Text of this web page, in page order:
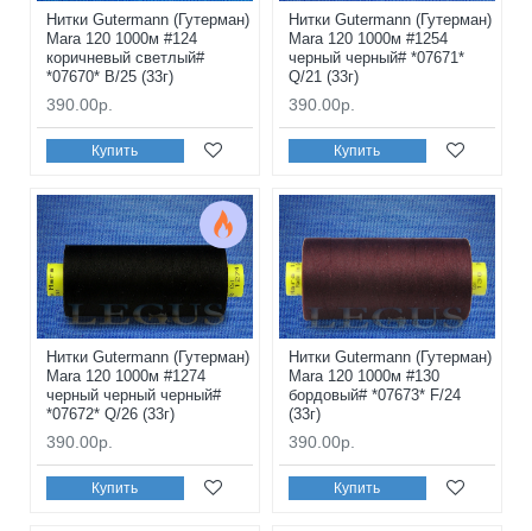
Нитки Gutermann (Гутерман)
Mara 120 1000м #124
коричневый светлый#
*07670* B/25 (33г)
390.00р.
Купить
Нитки Gutermann (Гутерман)
Mara 120 1000м #1254
черный черный# *07671*
Q/21 (33г)
390.00р.
Купить
Нитки Gutermann (Гутерман)
Mara 120 1000м #1274
черный черный черный#
*07672* Q/26 (33г)
390.00р.
Купить
Нитки Gutermann (Гутерман)
Mara 120 1000м #130
бордовый# *07673* F/24
(33г)
390.00р.
Купить